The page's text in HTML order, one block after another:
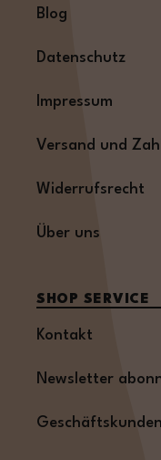
Blog
Datenschutz
Impressum
Versand und
Widerrufsrecht
Über uns
SHOP SERVICE
Kontakt
Newsletter
Geschäftskunden